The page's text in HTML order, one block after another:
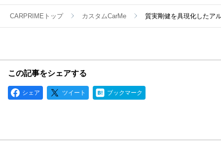
CARPRIMEトップ カスタムCarMe 質実剛健を具現化したア
この記事をシェアする
シェア ツイート ブックマーク